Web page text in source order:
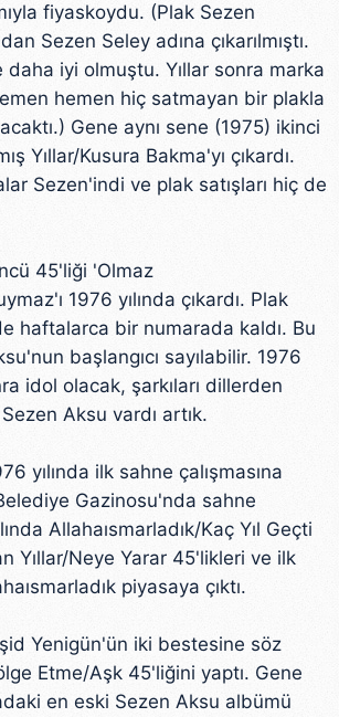
fiyaskoydu. (Plak Sezen
Sezen Seley adına çıkarılmıştı.
iyi olmuştu. Yıllar sonra marka
hemen hiç satmayan bir plakla
Gene aynı sene (1975) ikinci
Yıllar/Kusura Bakma'yı çıkardı.
Sezen'indi ve plak satışları hiç de
45'liği 'Olmaz
1976 yılında çıkardı. Plak
haftalarca bir numarada kaldı. Bu
başlangıcı sayılabilir. 1976
idol olacak, şarkıları dillerden
Aksu vardı artık.
yılında ilk sahne çalışmasına
Gazinosu'nda sahne
Allahaısmarladık/Kaç Yıl Geçti
Yıllar/Neye Yarar 45'likleri ve ilk
piyasaya çıktı.
Yenigün'ün iki bestesine söz
Etme/Aşk 45'liğini yaptı. Gene
en eski Sezen Aksu albümü